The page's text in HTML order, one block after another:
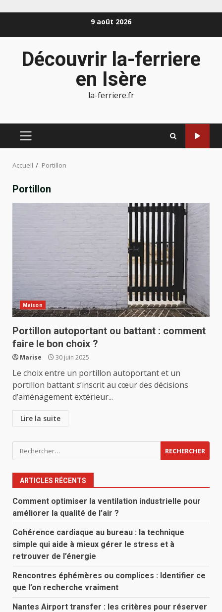
9 août 2026
Découvrir la-ferriere
en Isère
la-ferriere.fr
MENU
Accueil Portillon
Portillon
Maison
Portillon autoportant ou battant : comment
faire le bon choix ?
Marise 30 juin 2025
Le choix entre un portillon autoportant et un
portillon battant s’inscrit au cœur des décisions
d’aménagement extérieur...
Lire la suite
Rechercher :
ARTICLES RÉCENTS
Comment optimiser la ventilation industrielle pour
améliorer la qualité de l’air ?
Cohérence cardiaque au bureau : la technique
simple qui aide à mieux gérer le stress et à
retrouver de l’énergie
Rencontres éphémères ou complices : Identifier ce
que l’on recherche vraiment
Nantes Airport transfer : les critères pour réserver